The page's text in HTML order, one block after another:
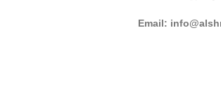
Email: